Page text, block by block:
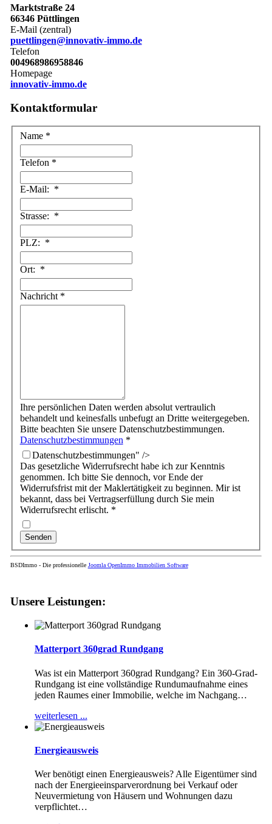
Marktstraße 24
66346 Püttlingen
E-Mail (zentral)
puettlingen@innovativ-immo.de
Telefon
004968986958846
Homepage
innovativ-immo.de
Kontaktformular
Name*
Telefon *
E-Mail: *
Strasse: *
PLZ: *
Ort: *
Nachricht*
Ihre persönlichen Daten werden absolut vertraulich
behandelt und keinesfalls unbefugt an Dritte weitergegeben.
Bitte beachten Sie unsere Datenschutzbestimmungen.
Datenschutzbestimmungen *
Datenschutzbestimmungen" />
Das gesetzliche Widerrufsrecht habe ich zur Kenntnis
genommen. Ich bitte Sie dennoch, vor Ende der
Widerrufsfrist mit der Maklertätigkeit zu beginnen. Mir ist
bekannt, dass bei Vertragserfüllung durch Sie mein
Widerrufsrecht erlischt. *
BSDImmo - Die professionelle Joomla OpenImmo Immobilien Software
Unsere Leistungen:
Matterport 360grad Rundgang
Was ist ein Matterport 360grad Rundgang? Ein 360-Grad-
Rundgang ist eine vollständige Rundumaufnahme eines
jeden Raumes einer Immobilie, welche im Nachgang…
weiterlesen ...
Energieausweis
Wer benötigt einen Energieausweis? Alle Eigentümer sind
nach der Energieeinsparverordnung bei Verkauf oder
Neuvermietung von Häusern und Wohnungen dazu
verpflichtet…